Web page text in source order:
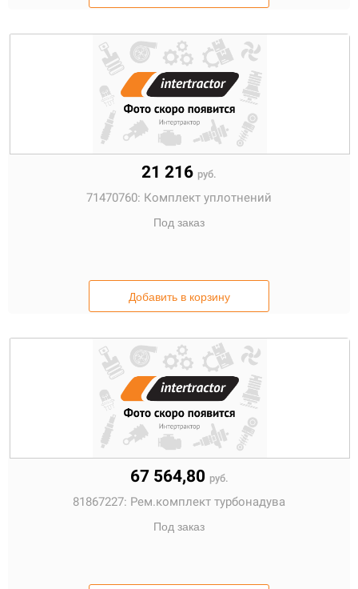
21 216 руб.
71470760: Комплект уплотнений
Под заказ
Добавить в корзину
67 564,80 руб.
81867227: Рем.комплект турбонадува
Под заказ